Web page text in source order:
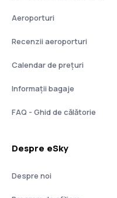
Aeroporturi
Recenzii aeroporturi
Calendar de prețuri
Informații bagaje
FAQ - Ghid de călătorie
Despre eSky
Despre noi